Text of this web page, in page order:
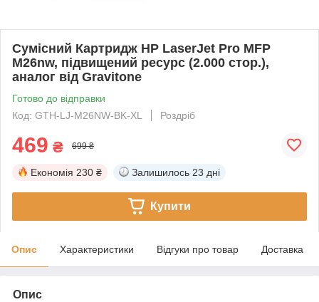
Сумісний Картридж HP LaserJet Pro MFP
M26nw, підвищений ресурс (2.000 стор.),
аналог від Gravitone
Готово до відправки
Код: GTH-LJ-M26NW-BK-XL
Роздріб
469 ₴ 699 ₴
Економія 230 ₴ Залишилось 23 дні
Купити
Опис Характеристики Відгуки про товар Доставка
Опис